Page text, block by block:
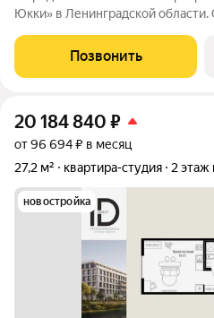
Юкки» в Ленинградской
доступной социальной
расположен в
Позвонить
20 184 840 ₽
от 96 694 ₽ в месяц
27,2 м²
квартира-студия 2 этаж
новостройка